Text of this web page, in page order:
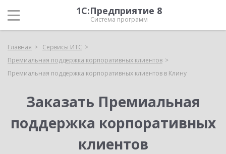
1С:Предприятие 8
Система программ
Главная
Сервисы ИТС
Премиальная поддержка корпоративных клиентов
Премиальная поддержка корпоративных клиентов в Клину
Заказать Премиальная
поддержка корпоративных
клиентов